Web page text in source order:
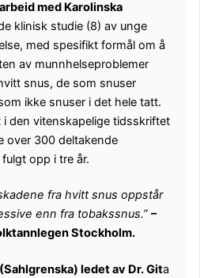
med Karolinska
klinisk studie (8) av unge
med spesifikt formål om å
av munnhelseproblemer
snus, de som snuser
ikke snuser i det hele tatt.
i den vitenskapelige tidsskriftet
over 300 deltakende
opp i tre år.
fra hvitt snus oppstår
enn fra tobakssnus.” –
Stockholm.
ledet av Dr. Gita